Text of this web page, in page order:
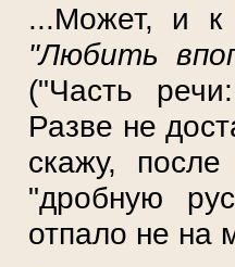
...Может, и
"Любить
("Часть
Разве не
скажу,
"дробную
отпало не на